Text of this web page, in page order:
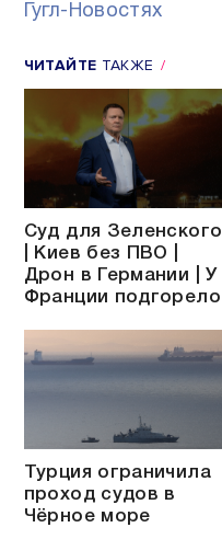
Гугл-Новостях
ЧИТАЙТЕ ТАКЖЕ
Суд для Зеленского
| Киев без ПВО |
Дрон в Германии | У
Франции подгорело
Турция ограничила
проход судов в
Чёрное море